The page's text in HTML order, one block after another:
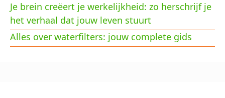
Je brein creëert je werkelijkheid: zo herschrijf je
het verhaal dat jouw leven stuurt
Alles over waterfilters: jouw complete gids